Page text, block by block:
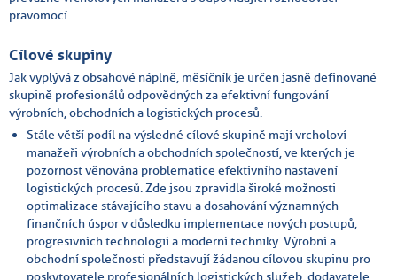
pravomocí.
Cílové skupiny
Jak vyplývá z obsahové náplně, měsíčník je určen jasně definované
skupině profesionálů odpovědných za efektivní fungování
výrobních, obchodních a logistických procesů.
Stále větší podíl na výsledné cílové skupině mají vrcholoví
manažeři výrobních a obchodních společností, ve kterých je
pozornost věnována problematice efektivního nastavení
logistických procesů. Zde jsou zpravidla široké možnosti
optimalizace stávajícího stavu a dosahování významných
finančních úspor v důsledku implementace nových postupů,
progresivních technologií a moderní techniky. Výrobní a
obchodní společnosti představují žádanou cílovou skupinu pro
poskytovatele profesionálních logistických služeb, dodavatele